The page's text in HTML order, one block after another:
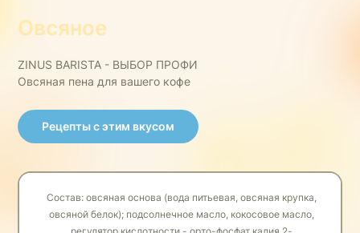
Овсяное
ZINUS BARISTA - ВЫБОР ПРОФИ
Овсяная пена для вашего кофе
Рецепты с этим вкусом
Состав: овсяная основа (вода питьевая, овсяная крупка,
овсяной белок); подсолнечное масло, кокосовое масло,